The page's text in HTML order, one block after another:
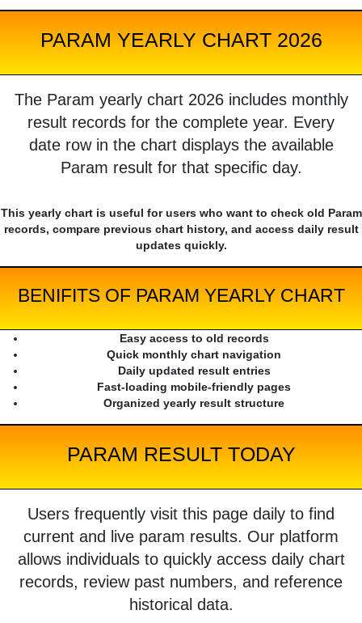
PARAM YEARLY CHART 2026
The Param yearly chart 2026 includes monthly
result records for the complete year. Every
date row in the chart displays the available
Param result for that specific day.
This yearly chart is useful for users who want to check old Param
records, compare previous chart history, and access daily result
updates quickly.
BENIFITS OF PARAM YEARLY CHART
Easy access to old records
Quick monthly chart navigation
Daily updated result entries
Fast-loading mobile-friendly pages
Organized yearly result structure
PARAM RESULT TODAY
Users frequently visit this page daily to find
current and live param results. Our platform
allows individuals to quickly access daily chart
records, review past numbers, and reference
historical data.